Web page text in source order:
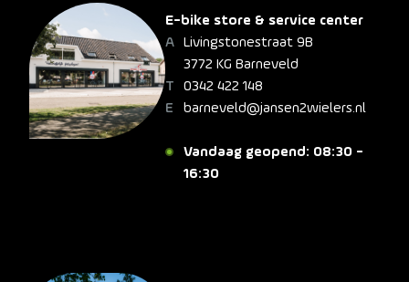
E-bike store & service center
Livingstonestraat 9B
3772 KG Barneveld
0342 422 148
barneveld@jansen2wielers.nl
Vandaag geopend: 08:30 -
16:30